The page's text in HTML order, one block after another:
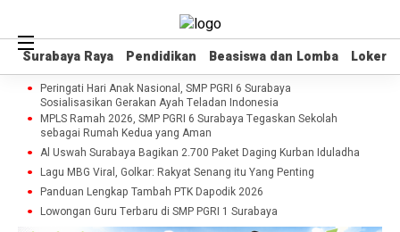
Surabaya Raya Pendidikan Beasiswa dan Lomba Loker
Surabaya Raya Pendidikan Beasiswa dan Lomba Loker
Peringati Hari Anak Nasional, SMP PGRI 6 Surabaya
Sosialisasikan Gerakan Ayah Teladan Indonesia
MPLS Ramah 2026, SMP PGRI 6 Surabaya Tegaskan Sekolah
sebagai Rumah Kedua yang Aman
Al Uswah Surabaya Bagikan 2.700 Paket Daging Kurban Iduladha
Lagu MBG Viral, Golkar: Rakyat Senang itu Yang Penting
Panduan Lengkap Tambah PTK Dapodik 2026
Lowongan Guru Terbaru di SMP PGRI 1 Surabaya